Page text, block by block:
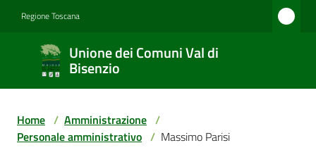
Regione Toscana
Unione dei Comuni Val di
Bisenzio
Unione
dei
Comuni
Val di
Bisenzio
Home / Amministrazione /
Personale amministrativo / Massimo Parisi